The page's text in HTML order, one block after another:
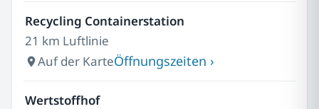
Recycling Containerstation
21 km Luftlinie
Auf der KarteÖffnungszeiten ›
Wertstoffhof